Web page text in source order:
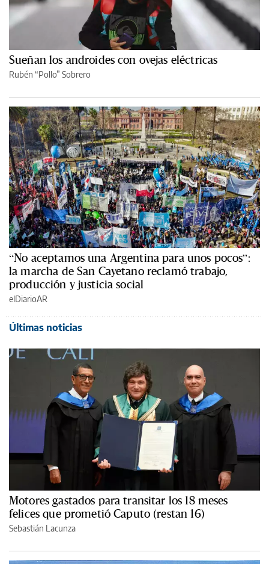
Sueñan los androides con ovejas eléctricas
Rubén “Pollo” Sobrero
“No aceptamos una Argentina para unos pocos”:
la marcha de San Cayetano reclamó trabajo,
producción y justicia social
elDiarioAR
Últimas noticias
Motores gastados para transitar los 18 meses
felices que prometió Caputo (restan 16)
Sebastián Lacunza